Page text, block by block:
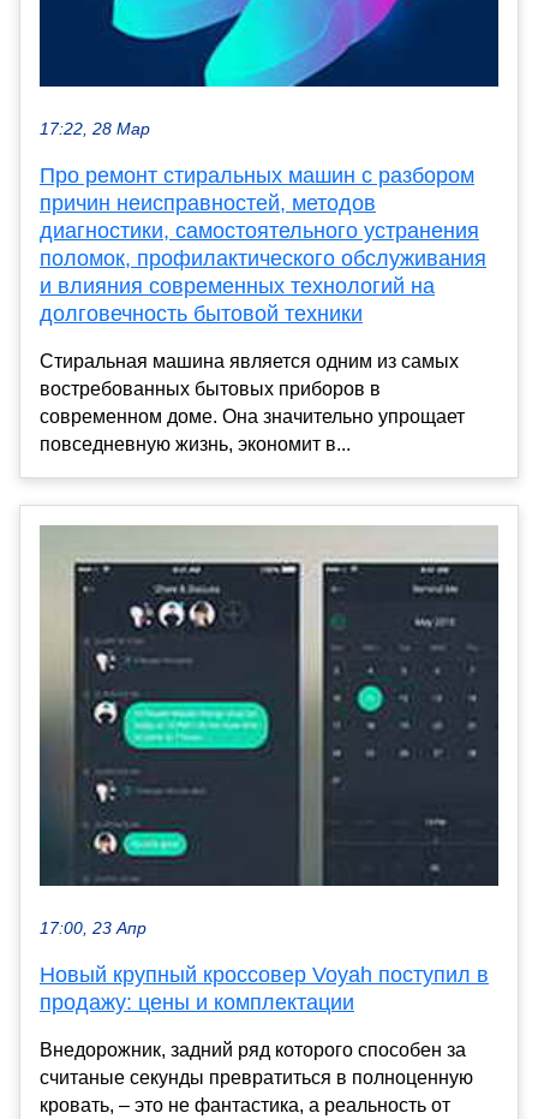
17:22, 28 Мар
Про ремонт стиральных машин с разбором
причин неисправностей, методов
диагностики, самостоятельного устранения
поломок, профилактического обслуживания
и влияния современных технологий на
долговечность бытовой техники
Стиральная машина является одним из самых
востребованных бытовых приборов в
современном доме. Она значительно упрощает
повседневную жизнь, экономит в...
17:00, 23 Апр
Новый крупный кроссовер Voyah поступил в
продажу: цены и комплектации
Внедорожник, задний ряд которого способен за
считаные секунды превратиться в полноценную
кровать, – это не фантастика, а реальность от